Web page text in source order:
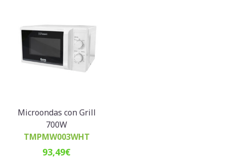
Microondas con Grill
700W
TMPMW003WHT
93,49€